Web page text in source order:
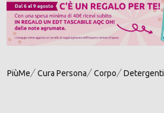
PiùMe Cura Persona Corpo